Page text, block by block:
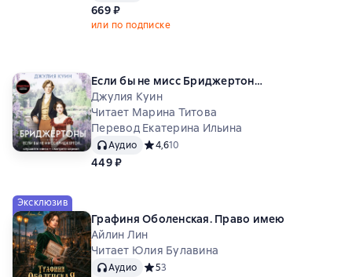
669 ₽
или по подписке
Если бы не мисс Бриджертон…
Джулия Куин
Читает Марина Титова
Перевод Екатерина Ильина
Аудио Средний рейтинг 4,6 на основе 10 оценок
4,610
449 ₽
Эксклюзив
Графиня Оболенская. Право имею
Айлин Лин
Читает Юлия Булавина
Аудио Средний рейтинг 5 на основе 3 оценок
53